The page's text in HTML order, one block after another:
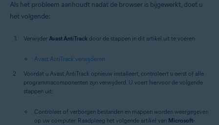
Als het probleem aanhoudt nadat de browser is bijgewerkt, doet u
het volgende:
Verwijder Avast AntiTrack door de stappen in dit artikel uit te voeren:
Avast AntiTrack verwijderen
Voordat u Avast AntiTrack opnieuw installeert, controleert u eerst of alle
programmacomponenten zijn verwijderd. U voert hiervoor de volgende
stappen uit:
Controleer of verborgen bestanden en mappen worden weergegeven
op uw computer. Raadpleeg het volgende artikel van Microsoft-